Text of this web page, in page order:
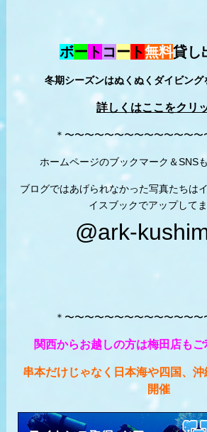
ボー ト コー ト無料貸し
冬期シーズンはぬくぬくダイビング
詳しくはここをクリ
＊〜〜〜〜〜〜〜〜〜〜〜〜〜〜
ホームページのブックマーク＆SNS
ブログではあげられなかった写真たちは
イスブックでアップして
@ark-
＊〜〜〜〜〜〜〜〜〜〜〜〜〜〜
関西からお越しの方は梅田店もご
串本だけじゃなく日本海や四国、
開催